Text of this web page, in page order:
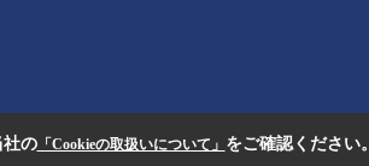
の「Cookieの取扱いについて」 をご確認ください。